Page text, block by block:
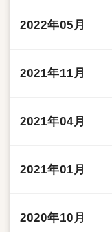
2022年05月
2021年11月
2021年04月
2021年01月
2020年10月